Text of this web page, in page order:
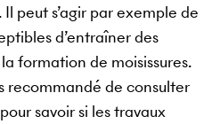
peut s’agir par exemple de
d’entraîner des
formation de moisissures.
recommandé de consulter
savoir si les travaux